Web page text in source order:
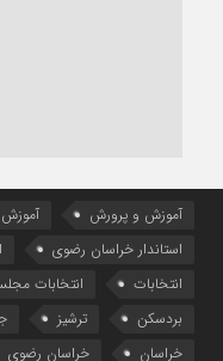
آموزش و پرورش
استاندار خراسان رضوی
انتخابات
انتخابات
بردسکن
ترشیز
خراسان
خراسان رضوی